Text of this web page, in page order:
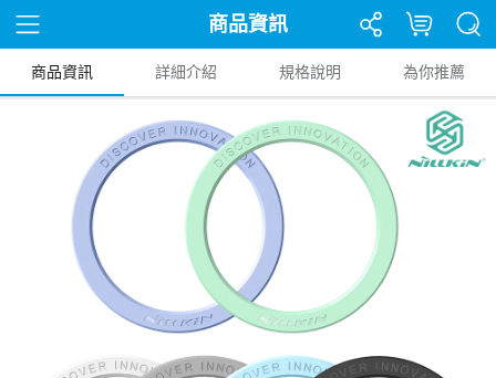
商品資訊
商品資訊 詳細介紹 規格說明 為你推薦